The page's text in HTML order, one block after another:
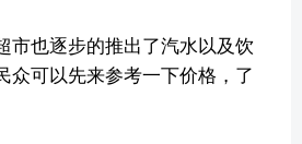
市也逐步的推出了汽水以及饮
众可以先来参考一下价格，了